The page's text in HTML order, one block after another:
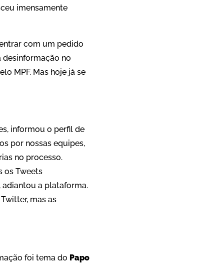
imensamente
com um pedido
no
MPF. Mas hoje já se
informou o perfil de
​​por nossas equipes,
no processo.
os Tweets
adiantou a plataforma.
mas as
foi tema do Papo